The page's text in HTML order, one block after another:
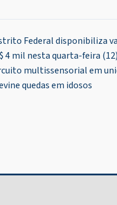
Federal disponibiliza
4 mil nesta quarta-feira (12)
multissensorial em
quedas em idosos